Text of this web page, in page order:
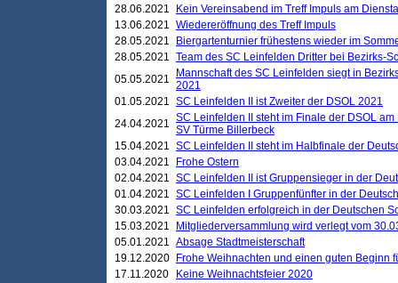
28.06.2021
Kein Vereinsabend im Treff Impuls am
13.06.2021 Wiedereröffnung des Treff Impuls
28.05.2021
Biergartenturnier frühestens wieder im
28.05.2021 Team des SC Leinfelden Dritter bei Bezirks-
05.05.2021
Mannschaft des SC Leinfelden siegt in
2021
01.05.2021 SC Leinfelden II ist Zweiter der DSOL 2021
24.04.2021 SC Leinfelden II steht im Finale der DSOL
SV Türme Billerbeck
15.04.2021 SC Leinfelden II steht im Halbfinale der
03.04.2021
Frohe Ostern
02.04.2021 SC Leinfelden II ist Gruppensieger in der
01.04.2021 SC Leinfelden I Gruppenfünfter in der
30.03.2021 SC Leinfelden erfolgreich in der Deutschen
15.03.2021
Mitgliederversammlung wird verlegt vom
05.01.2021 Absage Stadtmeisterschaft
19.12.2020
Frohe Weihnachten und einen guten Beginn
17.11.2020
Keine Weihnachtsfeier 2020